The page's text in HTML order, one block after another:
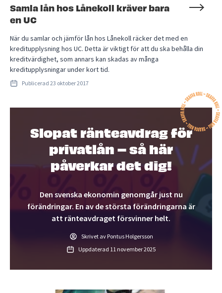
Samla lån hos Lånekoll kräver bara
en UC
När du samlar och jämför lån hos Lånekoll räcker det med en
kreditupplysning hos UC. Detta är viktigt för att du ska behålla din
kreditvärdighet, som annars kan skadas av många
kreditupplysningar under kort tid.
Publicerad 23 oktober 2017
Slopat ränteavdrag för
privatlån – så här
påverkar det dig!
Den svenska ekonomin genomgår just nu
förändringar. En av de största förändringarna är
att ränteavdraget försvinner helt.
Skrivet av Pontus Holgersson
Uppdaterad 11 november 2025